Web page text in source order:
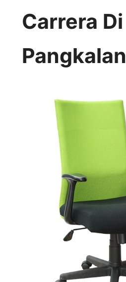
Carrera Di